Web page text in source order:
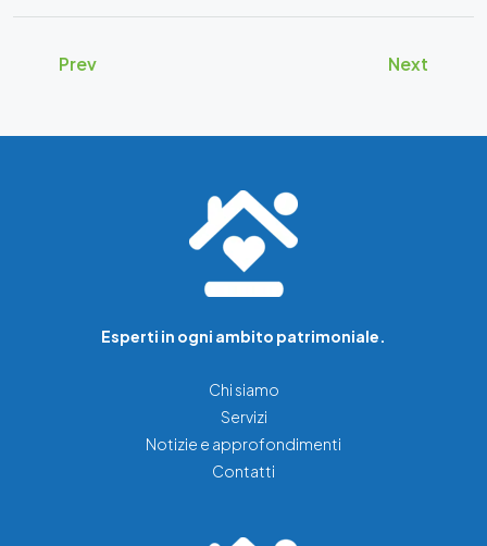
Prev Next
Esperti in ogni ambito patrimoniale.
Chi siamo
Servizi
Notizie e approfondimenti
Contatti